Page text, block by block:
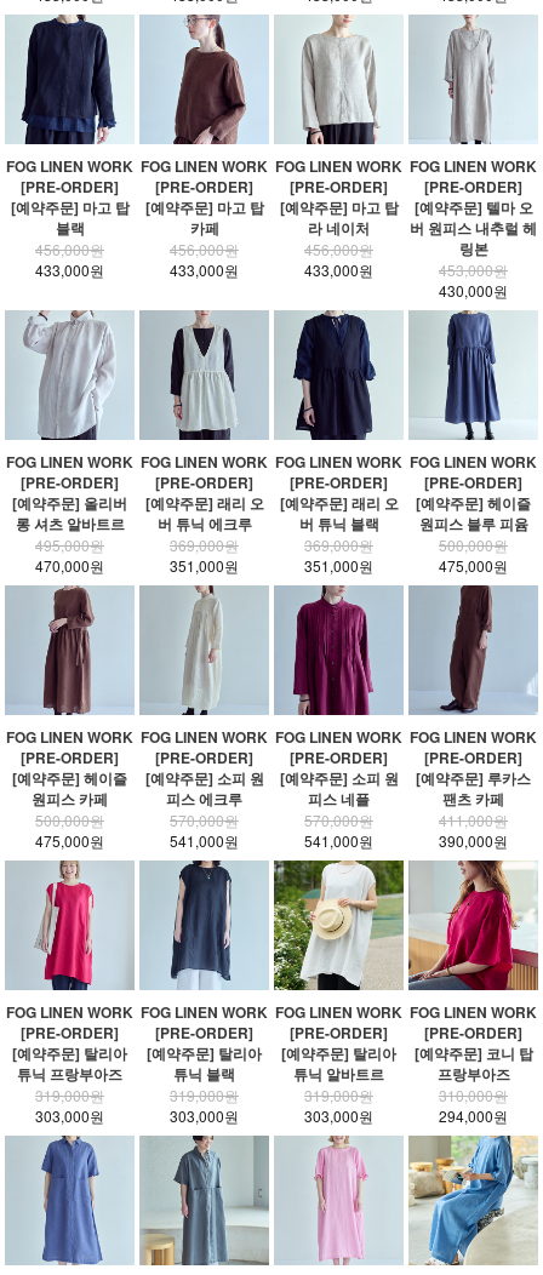
FOG LINEN WORK
[PRE-ORDER]
[예약주문] 마고 탑
블랙
456,000원
433,000원
FOG LINEN WORK
[PRE-ORDER]
[예약주문] 마고 탑
카페
456,000원
433,000원
FOG LINEN WORK
[PRE-ORDER]
[예약주문] 마고 탑
라 네이처
456,000원
433,000원
FOG LINEN WORK
[PRE-ORDER]
[예약주문] 텔마 오
버 원피스 내추럴 헤
링본
453,000원
430,000원
FOG LINEN WORK
[PRE-ORDER]
[예약주문] 올리버
롱 셔츠 알바트르
495,000원
470,000원
FOG LINEN WORK
[PRE-ORDER]
[예약주문] 래리 오
버 튜닉 에크루
369,000원
351,000원
FOG LINEN WORK
[PRE-ORDER]
[예약주문] 래리 오
버 튜닉 블랙
369,000원
351,000원
FOG LINEN WORK
[PRE-ORDER]
[예약주문] 헤이즐
원피스 블루 피윰
500,000원
475,000원
FOG LINEN WORK
[PRE-ORDER]
[예약주문] 헤이즐
원피스 카페
500,000원
475,000원
FOG LINEN WORK
[PRE-ORDER]
[예약주문] 소피 원
피스 에크루
570,000원
541,000원
FOG LINEN WORK
[PRE-ORDER]
[예약주문] 소피 원
피스 네플
570,000원
541,000원
FOG LINEN WORK
[PRE-ORDER]
[예약주문] 루카스
팬츠 카페
411,000원
390,000원
FOG LINEN WORK
[PRE-ORDER]
[예약주문] 탈리아
튜닉 프랑부아즈
319,000원
303,000원
FOG LINEN WORK
[PRE-ORDER]
[예약주문] 탈리아
튜닉 블랙
319,000원
303,000원
FOG LINEN WORK
[PRE-ORDER]
[예약주문] 탈리아
튜닉 알바트르
319,000원
303,000원
FOG LINEN WORK
[PRE-ORDER]
[예약주문] 코니 탑
프랑부아즈
310,000원
294,000원